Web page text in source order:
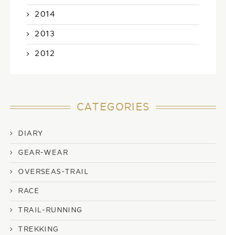
2014
2013
2012
CATEGORIES
DIARY
GEAR-WEAR
OVERSEAS-TRAIL
RACE
TRAIL-RUNNING
TREKKING